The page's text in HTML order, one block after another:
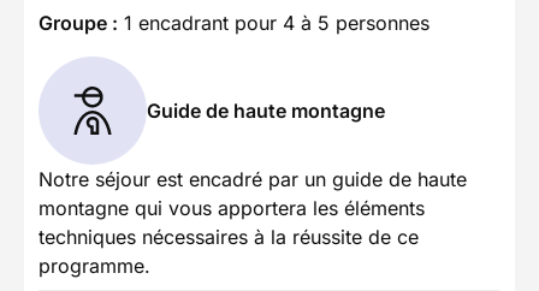
Groupe : 1 encadrant pour 4 à 5 personnes
Guide de haute montagne
Notre séjour est encadré par un guide de haute
montagne qui vous apportera les éléments
techniques nécessaires à la réussite de ce
programme.